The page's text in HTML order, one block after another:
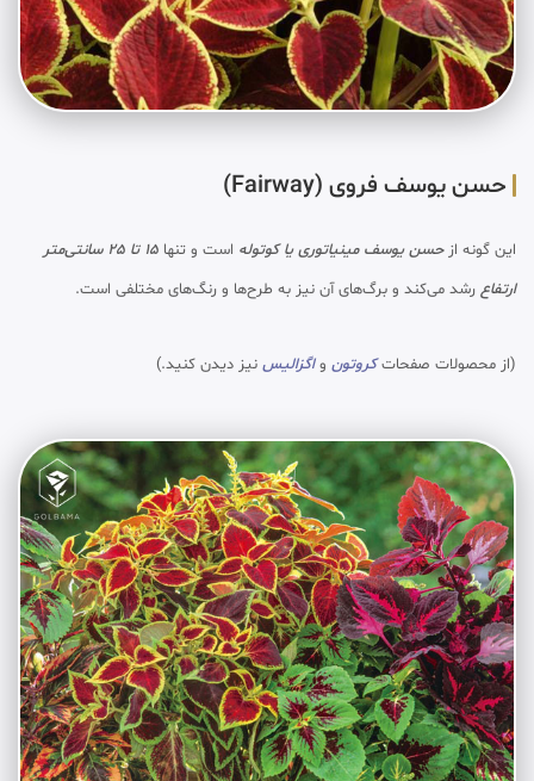
حسن یوسف فروی (Fairway)
این گونه ازحسن یوسف مینیاتوری یا کوتوله است و تنها
15 تا 25 سانتی‌متر
ارتفاع رشد می‌کند و برگ‌های آن نیز به طرح‌ها و رنگ‌های مختلفی است.
(از محصولات صفحاتکروتون واگزالیس نیز دیدن کنید.)